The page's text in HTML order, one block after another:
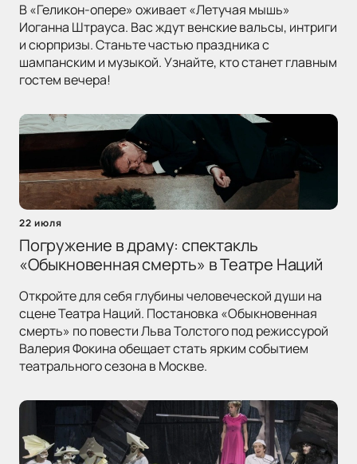
В «Геликон-опере» оживает «Летучая мышь»
Иоганна Штрауса. Вас ждут венские вальсы, интриги
и сюрпризы. Станьте частью праздника с
шампанским и музыкой. Узнайте, кто станет главным
гостем вечера!
22 июля
Погружение в драму: спектакль
«Обыкновенная смерть» в Театре Наций
Откройте для себя глубины человеческой души на
сцене Театра Наций. Постановка «Обыкновенная
смерть» по повести Льва Толстого под режиссурой
Валерия Фокина обещает стать ярким событием
театрального сезона в Москве.